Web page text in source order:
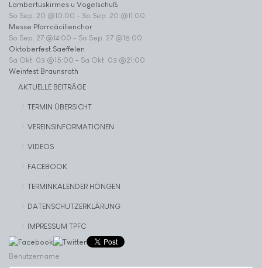
Lambertuskirmes u Vogelschuß
So Sep. 20 @10:00 - So Sep. 20 @11:00
Messe Pfarrcäcilienchor
So Sep. 27 @14:00 - So Sep. 27 @18:00
Oktoberfest Saeffelen
Sa Okt. 03 @15:00 - Sa Okt. 03 @21:00
Weinfest Braunsrath
AKTUELLE BEITRÄGE
TERMIN ÜBERSICHT
VEREINSINFORMATIONEN
VIDEOS
FACEBOOK
TERMINKALENDER HÖNGEN
DATENSCHUTZERKLÄRUNG
IMPRESSUM TPFC
Benutzername